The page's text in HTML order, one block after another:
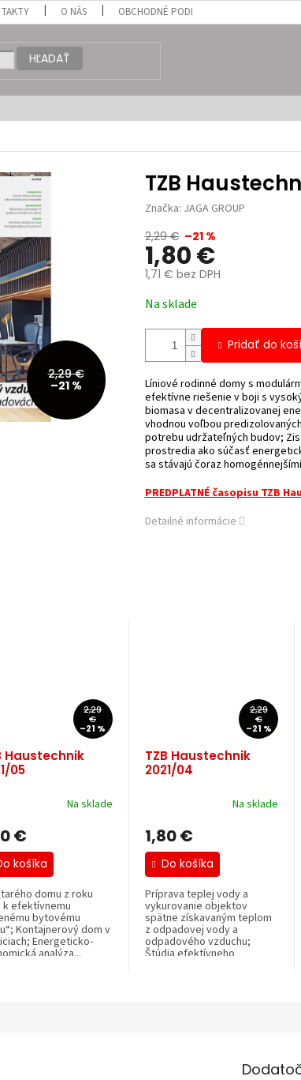
O NÁS OBCHODNÉ PODMIENKY
HĽADAŤ
2,29 €
–21 %
TZB
Značka: JAGA GROUP
2,29 € –21 %
1,80 €
1,71 € bez DPH
cena:
Na sklade
Pridať do
Líniové rodinné domy s
efektívne riešenie v boji s
biomasa v decentralizovanej
vhodnou voľbou
potrebu udržateľných budov;
prostredia ako súčasť
sa stávajú čoraz
PREDPLATNÉ časopisu TZB
Detailné informácie
2,29
€
–21 %
Haustechnik
05
Na sklade
€
košíka
domu z roku
k efektívnemu
bytovému
Kontajnerový dom v
Energeticko-
analýza...
2,29
€
–21 %
TZB Haustechnik
2021/04
Na sklade
1,80 €
Do košíka
Príprava teplej vody a
vykurovanie objektov
spätne získavaným teplom
z odpadovej vody a
odpadového vzduchu;
Štúdia efektívneho